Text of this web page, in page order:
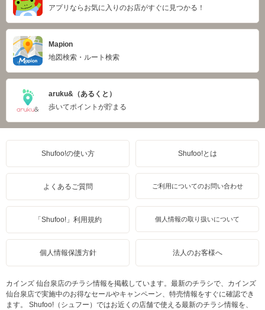
アプリならお気に入りのお店がすぐに見つかる！
Mapion
地図検索・ルート検索
aruku&（あるくと）
歩いてポイントが貯まる
Shufoo!の使い方 Shufoo!とは
よくあるご質問 ご利用についてのお問い合わせ
「Shufoo!」利用規約 個人情報の取り扱いについて
個人情報保護方針 法人のお客様へ
カインズ 仙台泉店のチラシ情報を掲載しています。最新のチラシで、カインズ
仙台泉店で実施中のお得なセールやキャンペーン、特売情報をすぐに確認でき
ます。 Shufoo!（シュフー）ではお近くの店舗で使える最新のチラシ情報を、